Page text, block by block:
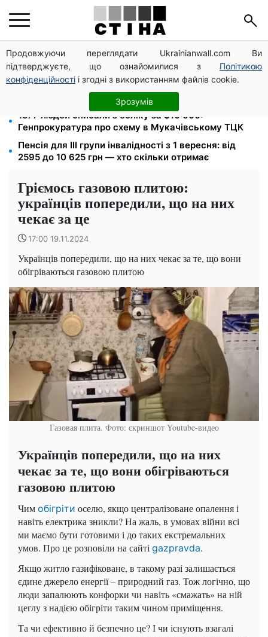
Продовжуючи переглядати Ukrainianwall.com Ви
підтверджуєте, що ознайомилися з Політикою
конфіденційності і згодні з використанням файлів cookie.
Зрозумів
125 грн за куб води: закон №4777 запустив подвійне
подорожчання тарифів у регіонах
Пенсія по інвалідності III групи з вересня: від 2595
до 10 625 грн — хто скільки отримає
1577 людей списали з обліку за $10 000:
Генпрокуратура про схему в Мукачівському ТЦК
Пенсія для III групи інвалідності з 1 вересня: від
2595 до 10 625 грн — хто скільки отримає
Гріємось газовою плитою:
українців попередили, що на них
чекає за це
17:00 19.11.2024
Українців попередили, що на них чекає за те, що вони
обігріваються газовою плитою
Газовая плита. Фото: скриншот Youtube-видео
Українців попередили, що на них
чекає за те, що вони обігріваються
газовою плитою
Чим обігріти оселю, якщо централізоване опалення і
навіть електрика зникли? На жаль, в умовах війни всі
ми маємо бути готовими і до таких екстремальних
умов. Про це розповіли на сайті gazpravda.
Якщо житло газифіковане, в такому разі залишається
єдине джерело енергії – природний газ. Тож логічно, що
люди запалюють конфорки чи навіть «смажать» на ній
цеглу з надією обігріти таким чином приміщення.
Та чи ефективно й безпечно це? І чи існують взагалі